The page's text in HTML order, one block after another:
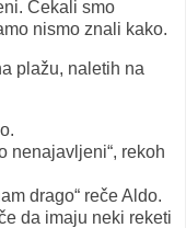
Čekali smo
nismo znali kako.
plažu, naletih na
nenajavljeni“, rekoh
drago“ reče Aldo.
da imaju neki reketi